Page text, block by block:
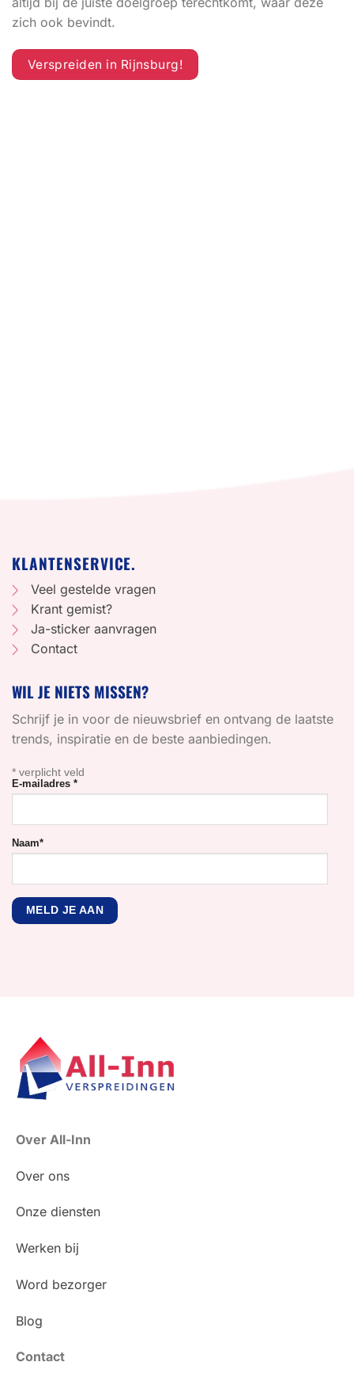
zich ook bevindt.
Verspreiden in Rijnsburg!
KLANTENSERVICE.
Veel gestelde vragen
Krant gemist?
Ja-sticker aanvragen
Contact
WIL JE NIETS MISSEN?
Schrijf je in voor de nieuwsbrief en ontvang de laatste
trends, inspiratie en de beste aanbiedingen.
* verplicht veld
E-mailadres *
Naam*
Over All-Inn
Over ons
Onze diensten
Werken bij
Word bezorger
Blog
Contact